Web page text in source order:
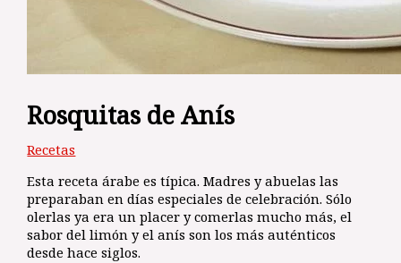
Rosquitas de Anís
Recetas
Esta receta árabe es típica. Madres y abuelas las
preparaban en días especiales de celebración. Sólo
olerlas ya era un placer y comerlas mucho más, el
sabor del limón y el anís son los más auténticos
desde hace siglos.